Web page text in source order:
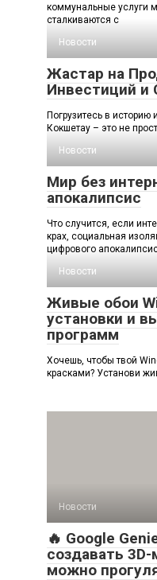
коммунальные услуги
сталкиваются с
Новости
Жастар на
Инвестиций и
Погрузитесь в
Кокшетау – это не
Новости
Мир без
апокалипсис
Что случится, если
крах, социальная
цифрового
Новости
Живые обои
установки и
программ
Хочешь, чтобы твой
красками? Установи
Новости
🔥 Google
создавать
можно